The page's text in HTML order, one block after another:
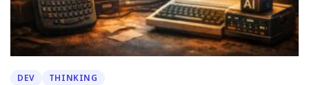
DEV THINKING